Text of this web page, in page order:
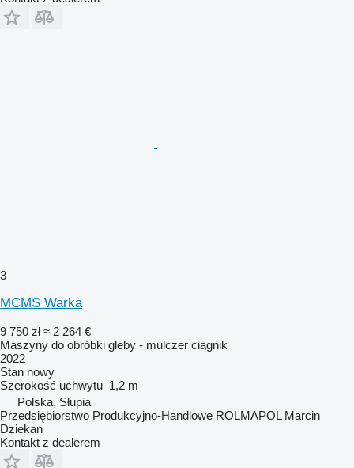
3
MCMS Warka
9 750 zł ≈ 2 264 €
Maszyny do obróbki gleby - mulczer ciągnik
2022
Stan nowy
Szerokość uchwytu 1,2 m
Polska, Słupia
Przedsiębiorstwo Produkcyjno-Handlowe ROLMAPOL Marcin
Dziekan
Kontakt z dealerem